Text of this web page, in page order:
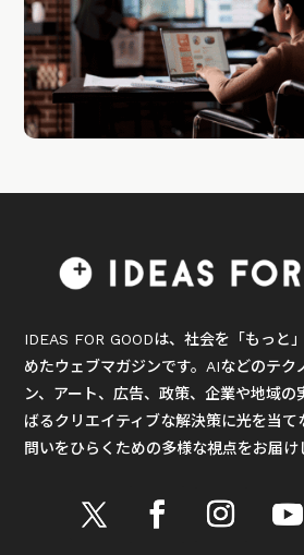
IDEAS FOR GOODは、社会を「もっと
めたウェブマガジンです。AIなどのテク
ン、アート、広告、政策、企業や地域の
ばるクリエイティブな解決策に光を当て
問いをひらくための多様な視点をお届け